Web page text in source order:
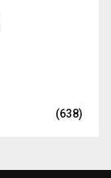
(638)